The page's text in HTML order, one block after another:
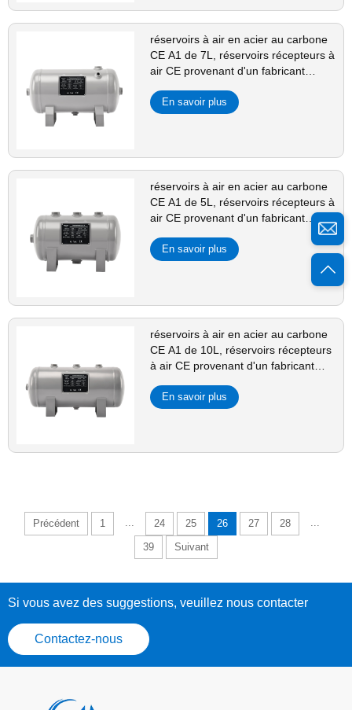
réservoirs à air en acier au carbone
CE A1 de 7L, réservoirs récepteurs à
air CE provenant d'un fabricant
En savoir plus
réservoirs à air en acier au carbone
CE A1 de 5L, réservoirs récepteurs à
air CE provenant d'un fabricant
En savoir plus
réservoirs à air en acier au carbone
CE A1 de 10L, réservoirs récepteurs
à air CE provenant d'un fabricant
En savoir plus
Précédent 1 24 25 26 27 28
39 Suivant
Si vous avez des suggestions, veuillez nous contacter
Contactez-nous